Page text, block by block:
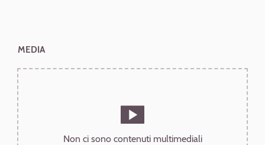
MEDIA
Non ci sono contenuti multimediali